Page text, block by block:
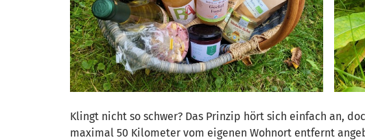
Klingt nicht so schwer? Das Prinzip hört sich einfach an,
maximal 50 Kilometer vom eigenen Wohnort entfernt